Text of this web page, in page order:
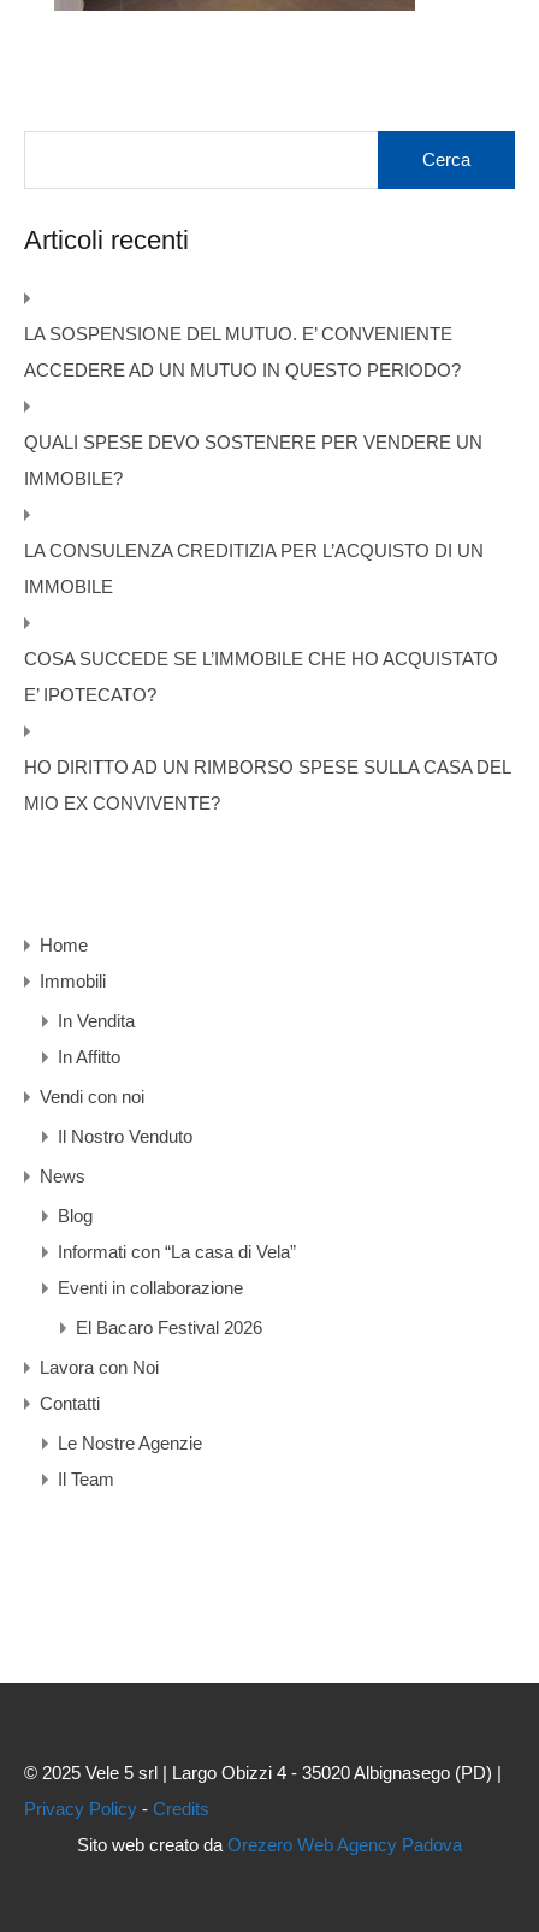
Articoli recenti
LA SOSPENSIONE DEL MUTUO. E’ CONVENIENTE
ACCEDERE AD UN MUTUO IN QUESTO PERIODO?
QUALI SPESE DEVO SOSTENERE PER VENDERE UN
IMMOBILE?
LA CONSULENZA CREDITIZIA PER L’ACQUISTO DI UN
IMMOBILE
COSA SUCCEDE SE L’IMMOBILE CHE HO ACQUISTATO
E’ IPOTECATO?
HO DIRITTO AD UN RIMBORSO SPESE SULLA CASA DEL
MIO EX CONVIVENTE?
Home
Immobili
In Vendita
In Affitto
Vendi con noi
Il Nostro Venduto
News
Blog
Informati con “La casa di Vela”
Eventi in collaborazione
El Bacaro Festival 2026
Lavora con Noi
Contatti
Le Nostre Agenzie
Il Team
© 2025 Vele 5 srl | Largo Obizzi 4 - 35020 Albignasego (PD) |
Privacy Policy - Credits
Sito web creato da Orezero Web Agency Padova